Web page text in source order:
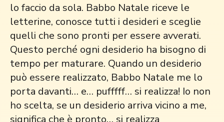
lo faccio da sola. Babbo Natale riceve le
letterine, conosce tutti i desideri e sceglie
quelli che sono pronti per essere avverati.
Questo perché ogni desiderio ha bisogno di
tempo per maturare. Quando un desiderio
può essere realizzato, Babbo Natale me lo
porta davanti… e… pufffff… si realizza! Io non
ho scelta, se un desiderio arriva vicino a me,
significa che è pronto… si realizza